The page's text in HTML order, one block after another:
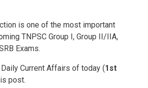
is one of the most important
TNPSC Group I, Group II/IIA,
Exams.
Current Affairs of today (1st
post.